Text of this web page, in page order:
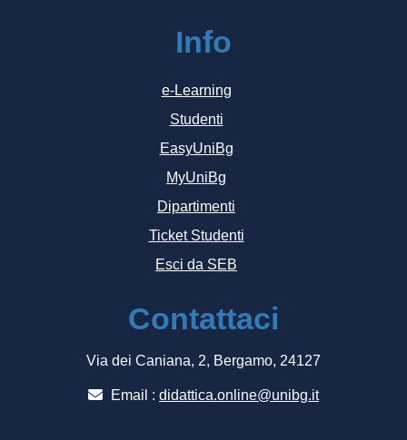
Info
e-Learning
Studenti
EasyUniBg
MyUniBg
Dipartimenti
Ticket Studenti
Esci da SEB
Contattaci
Via dei Caniana, 2, Bergamo, 24127
Email : didattica.online@unibg.it